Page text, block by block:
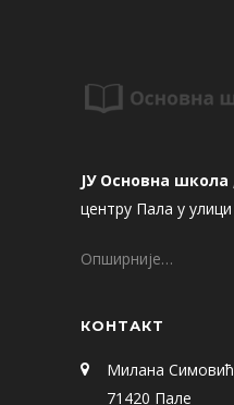
ЈУ Основна школа
центру Пала у
Опширније…
КОНТАКТ
Милана
71420 Пале